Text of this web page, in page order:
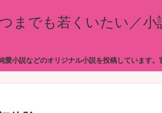
までも若くいたい／小
愛小説などのオリジナル小説を投稿しています。